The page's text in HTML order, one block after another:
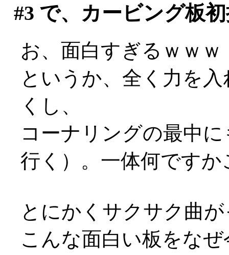
#3 で、カービング板
お、面白すぎるｗｗｗ
というか、全く力を
くし、
コーナリングの最中
行く）。一体何ですか
とにかくサクサク曲
こんな面白い板をな